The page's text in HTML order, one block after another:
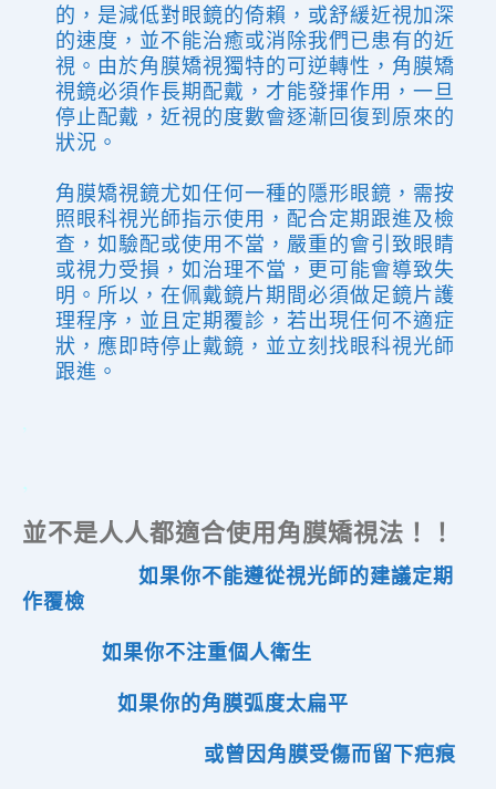
的，是減低對眼鏡的倚賴，或舒緩近視加深
的速度，並不能治癒或消除我們已患有的近
視。由於角膜矯視獨特的可逆轉性，角膜矯
視鏡必須作長期配戴，才能發揮作用，一旦
停止配戴，近視的度數會逐漸回復到原來的
狀況。
角膜矯視鏡尤如任何一種的隱形眼鏡，需按
照眼科視光師指示使用，配合定期跟進及檢
查，如驗配或使用不當，嚴重的會引致眼睛
或視力受損，如治理不當，更可能會導致失
明。 所以， 在佩戴鏡片期間必須做足鏡片護
理程序 ，並且定期覆診， 若出現任何不適症
狀， 應即時停止戴鏡，並立刻找眼科視光師
跟進 。
,
,
並不是人人都適合使用角膜矯視法！！
如果你不能遵從視光師的建議定期
作覆檢
如果你不注重個人衛生
如果你的角膜弧度太扁平
或曾因角膜受傷而留下疤痕